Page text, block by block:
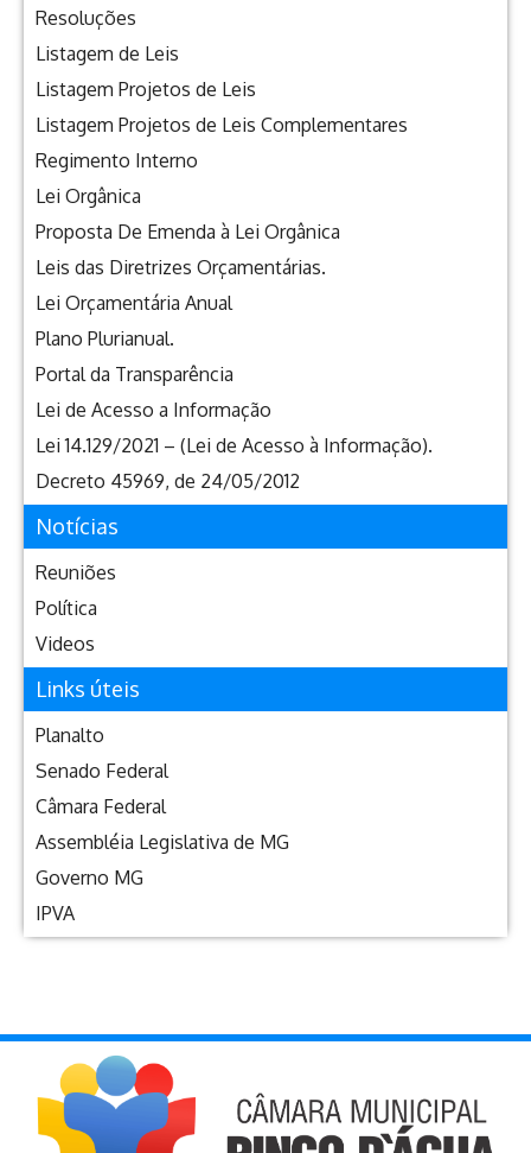
Resoluções
Listagem de Leis
Listagem Projetos de Leis
Listagem Projetos de Leis Complementares
Regimento Interno
Lei Orgânica
Proposta De Emenda à Lei Orgânica
Leis das Diretrizes Orçamentárias.
Lei Orçamentária Anual
Plano Plurianual.
Portal da Transparência
Lei de Acesso a Informação
Lei 14.129/2021 – (Lei de Acesso à Informação).
Decreto 45969, de 24/05/2012
Notícias
Reuniões
Política
Videos
Links úteis
Planalto
Senado Federal
Câmara Federal
Assembléia Legislativa de MG
Governo MG
IPVA